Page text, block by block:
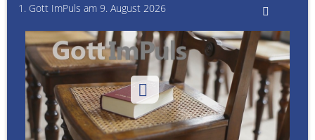
1. Gott ImPuls am 9. August 2026